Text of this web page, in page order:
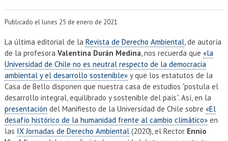
BIBLIOTECAS
Académicos Estudiantes
Egresados Funcionarios
Publicado el lunes 25 de enero de 2021
La última editorial de la Revista de Derecho Ambiental, de autoría
de la profesora Valentina Durán Medina, nos recuerda que «la
Universidad de Chile no es neutral respecto de la democracia
ambiental y el desarrollo sostenible»y que los estatutos de la
Casa de Bello disponen que nuestra casa de estudios “postula el
desarrollo integral, equilibrado y sostenible del país”. Así, en la
presentación del Manifiesto de la Universidad de Chile sobre «El
desafío histórico de la humanidad frente al cambio climático»en
las IX Jornadas de Derecho Ambiental(2020), el Rector Ennio